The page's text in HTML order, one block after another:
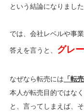
という結論になりました
では、会社レベルや事
答えを言うと、 グレ
なぜなら転売には 「転
本人が転売目的ではな
と、言ってしまえば、